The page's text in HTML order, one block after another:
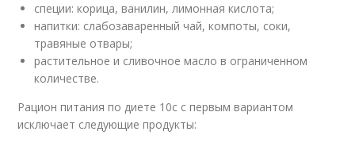
специи: корица, ванилин, лимонная кислота;
напитки: слабозаваренный чай, компоты, соки,
травяные отвары;
растительное и сливочное масло в ограниченном
количестве.
Рацион питания по диете 10с с первым вариантом
исключает следующие продукты: